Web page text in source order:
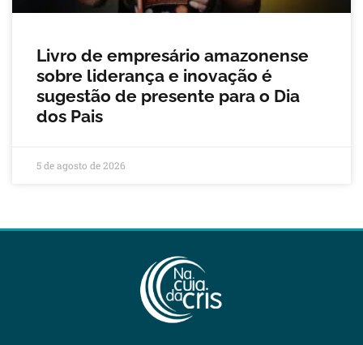
Livro de empresário amazonense
sobre liderança e inovação é
sugestão de presente para o Dia
dos Pais
5 de agosto de 2026